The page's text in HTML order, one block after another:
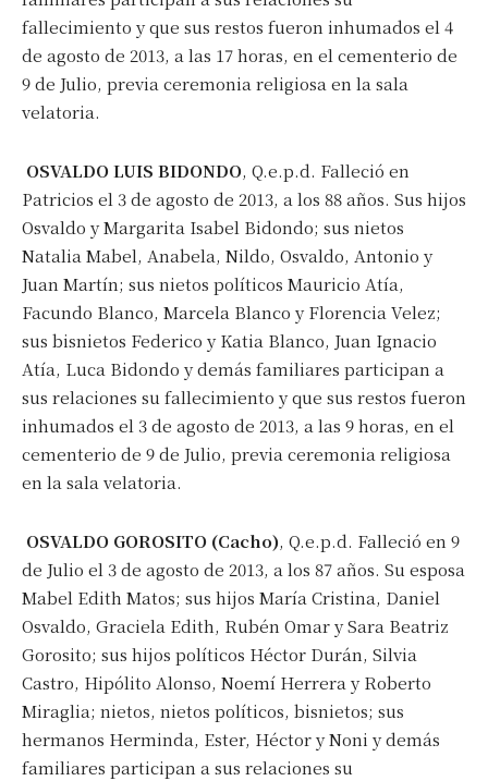
Dirección de correo electrónico*
Nombre
Número de teléfono
fallecimiento y que sus restos fueron inhumados el 4
de agosto de 2013, a las 17 horas, en el cementerio de
9 de Julio, previa ceremonia religiosa en la sala
velatoria.
OSVALDO LUIS BIDONDO, Q.e.p.d. Falleció en
Patricios el 3 de agosto de 2013, a los 88 años. Sus hijos
Osvaldo y Margarita Isabel Bidondo; sus nietos
Natalia Mabel, Anabela, Nildo, Osvaldo, Antonio y
Juan Martín; sus nietos políticos Mauricio Atía,
Facundo Blanco, Marcela Blanco y Florencia Velez;
sus bisnietos Federico y Katia Blanco, Juan Ignacio
Atía, Luca Bidondo y demás familiares participan a
sus relaciones su fallecimiento y que sus restos fueron
inhumados el 3 de agosto de 2013, a las 9 horas, en el
cementerio de 9 de Julio, previa ceremonia religiosa
en la sala velatoria.
OSVALDO GOROSITO (Cacho), Q.e.p.d. Falleció en 9
de Julio el 3 de agosto de 2013, a los 87 años. Su esposa
Mabel Edith Matos; sus hijos María Cristina, Daniel
Osvaldo, Graciela Edith, Rubén Omar y Sara Beatriz
Gorosito; sus hijos políticos Héctor Durán, Silvia
Castro, Hipólito Alonso, Noemí Herrera y Roberto
Miraglia; nietos, nietos políticos, bisnietos; sus
hermanos Herminda, Ester, Héctor y Noni y demás
familiares participan a sus relaciones su